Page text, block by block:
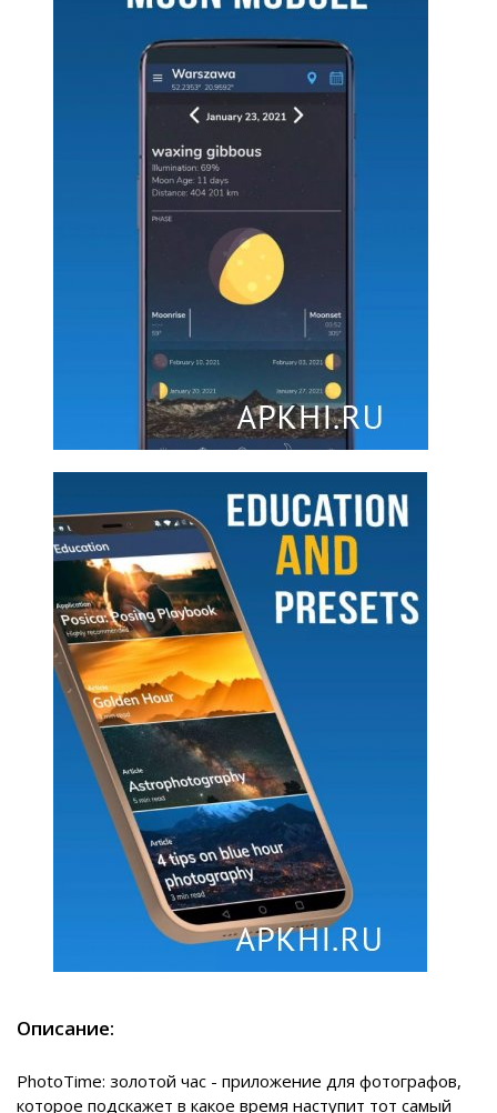
Описание:
PhotoTime: золотой час - приложение для фотографов,
которое подскажет в какое время наступит тот самый